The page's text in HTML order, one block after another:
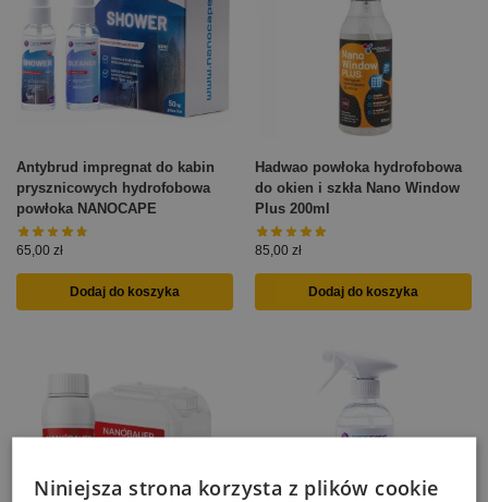
Antybrud impregnat do kabin
prysznicowych hydrofobowa
powłoka NANOCAPE
65,00 zł
Dodaj do koszyka
Hadwao powłoka hydrofobowa
do okien i szkła Nano Window
Plus 200ml
85,00 zł
Dodaj do koszyka
Niniejsza strona korzysta z plików cookie